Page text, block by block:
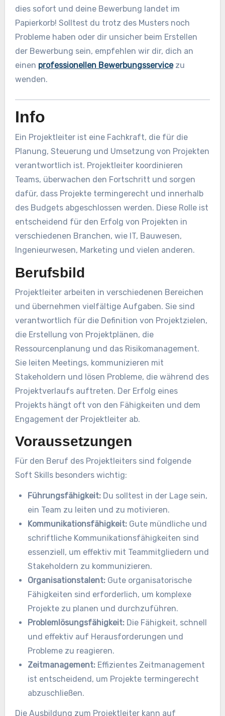
dies sofort und deine Bewerbung landet im
Papierkorb! Solltest du trotz des Musters noch
Probleme haben oder dir unsicher beim Erstellen
der Bewerbung sein, empfehlen wir dir, dich an
einen professionellen Bewerbungsservicezu
wenden.
Info
Ein Projektleiter ist eine Fachkraft, die für die
Planung, Steuerung und Umsetzung von Projekten
verantwortlich ist. Projektleiter koordinieren
Teams, überwachen den Fortschritt und sorgen
dafür, dass Projekte termingerecht und innerhalb
des Budgets abgeschlossen werden. Diese Rolle ist
entscheidend für den Erfolg von Projekten in
verschiedenen Branchen, wie IT, Bauwesen,
Ingenieurwesen, Marketing und vielen anderen.
Berufsbild
Projektleiter arbeiten in verschiedenen Bereichen
und übernehmen vielfältige Aufgaben. Sie sind
verantwortlich für die Definition von Projektzielen,
die Erstellung von Projektplänen, die
Ressourcenplanung und das Risikomanagement.
Sie leiten Meetings, kommunizieren mit
Stakeholdern und lösen Probleme, die während des
Projektverlaufs auftreten. Der Erfolg eines
Projekts hängt oft von den Fähigkeiten und dem
Engagement der Projektleiter ab.
Voraussetzungen
Für den Beruf des Projektleiters sind folgende
Soft Skills besonders wichtig:
Führungsfähigkeit: Du solltest in der Lage sein,
ein Team zu leiten und zu motivieren.
Kommunikationsfähigkeit: Gute mündliche und
schriftliche Kommunikationsfähigkeiten sind
essenziell, um effektiv mit Teammitgliedern und
Stakeholdern zu kommunizieren.
Organisationstalent: Gute organisatorische
Fähigkeiten sind erforderlich, um komplexe
Projekte zu planen und durchzuführen.
Problemlösungsfähigkeit: Die Fähigkeit, schnell
und effektiv auf Herausforderungen und
Probleme zu reagieren.
Zeitmanagement: Effizientes Zeitmanagement
ist entscheidend, um Projekte termingerecht
abzuschließen.
Die Ausbildung zum Projektleiter kann auf